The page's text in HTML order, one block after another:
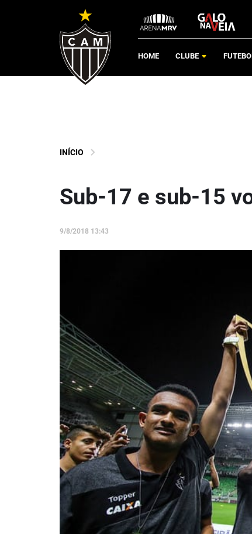
HOME CLUBE
INÍCIO
Sub-17 e sub-15
9/8/2018 13:43